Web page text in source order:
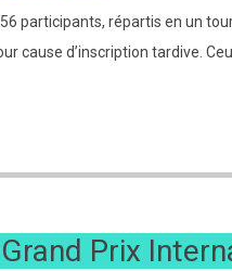
participants, répartis en un
cause d’inscription tardive.
Prix